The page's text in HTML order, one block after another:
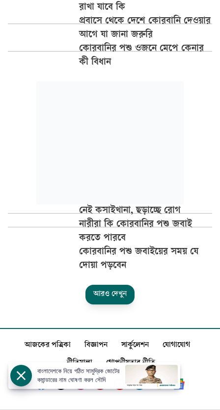
রাখা যাবে কি
প্রবাসে থেকে দেশে কোরবানি দেওয়ার
আগে যা জানা জরুরি
কোরবানির পশু ওজনে মেপে কেনার
কী বিধান
নেই কসাইখানা, ছড়াচ্ছে রোগ
নারীরা কি কোরবানির পশু জবাই
করতে পারবে
কোরবানির পশু জবাইয়ের সময় যে
দোয়া পড়বেন
আরও দেখুন
আজকের পত্রিকা বিজ্ঞাপন সার্কুলেশন যোগাযোগ
নীতিমালা গোপনীয়তার নীতি
বাংলাদেশকে নিয়ে গঠিত সামুদ্রিক জোটের
কমান্ডারের নাম ঘোষণা করল সৌদি